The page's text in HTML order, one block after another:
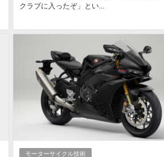
クラブに入ったぞ」とい...
モーターサイクル技術